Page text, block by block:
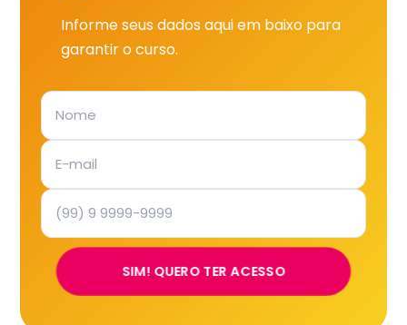
Informe seus dados aqui em baixo para
garantir o curso.
SIM! QUERO TER ACESSO